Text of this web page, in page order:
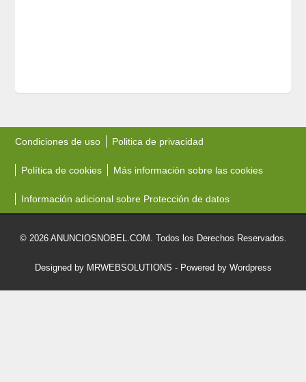
Condiciones de uso Politica de privacidad
Política de cookies Más información sobre las cookies
Información adicional sobre Protección de datos
© 2026 ANUNCIOSNOBEL.COM. Todos los Derechos Reservados.
Designed by MRWEBSOLUTIONS - Powered by Wordpress